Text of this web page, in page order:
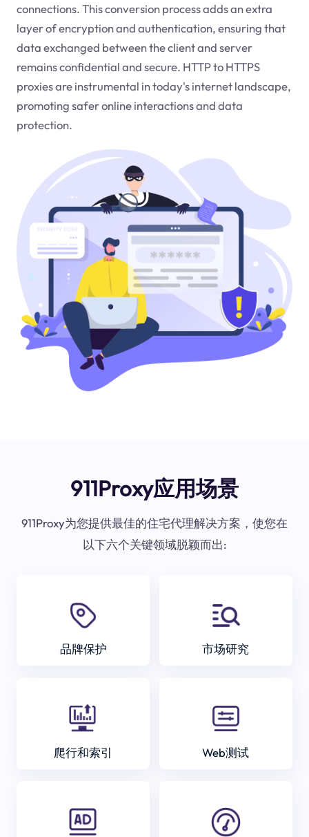
connections. This conversion process adds an extra
layer of encryption and authentication, ensuring that
data exchanged between the client and server
remains confidential and secure. HTTP to HTTPS
proxies are instrumental in today's internet landscape,
promoting safer online interactions and data
protection.
911Proxy应用场景
911Proxy为您提供最佳的住宅代理解决方案，使您在
以下六个关键领域脱颖而出:
品牌保护 市场研究
爬行和索引 Web测试